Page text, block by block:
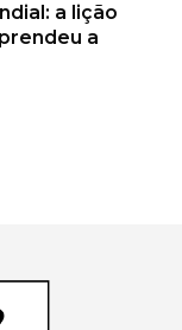
a lição
a